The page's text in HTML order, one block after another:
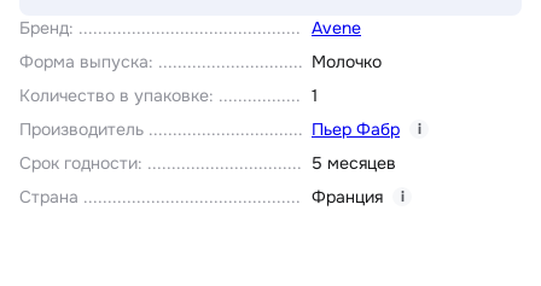
Бренд:
Avene
Форма выпуска:
Молочко
Количество в упаковке:
1
Производитель
Пьер Фабр i
Срок годности:
5 месяцев
Страна
Франция i